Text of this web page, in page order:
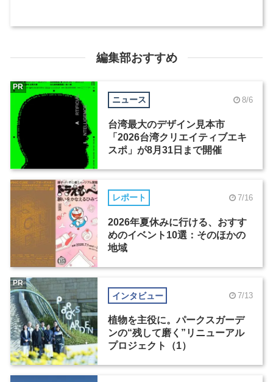
編集部おすすめ
ニュース 8/6
台湾最大のデザイン見本市
「2026台湾クリエイティブエキ
スポ」が8月31日まで開催
PR
レポート 7/16
2026年夏休みに行ける、おすす
めのイベント10選：そのほかの
地域
インタビュー 7/13
植物を主役に。パークスガーデ
ンの“残して磨く”リニューアル
プロジェクト（1）
PR